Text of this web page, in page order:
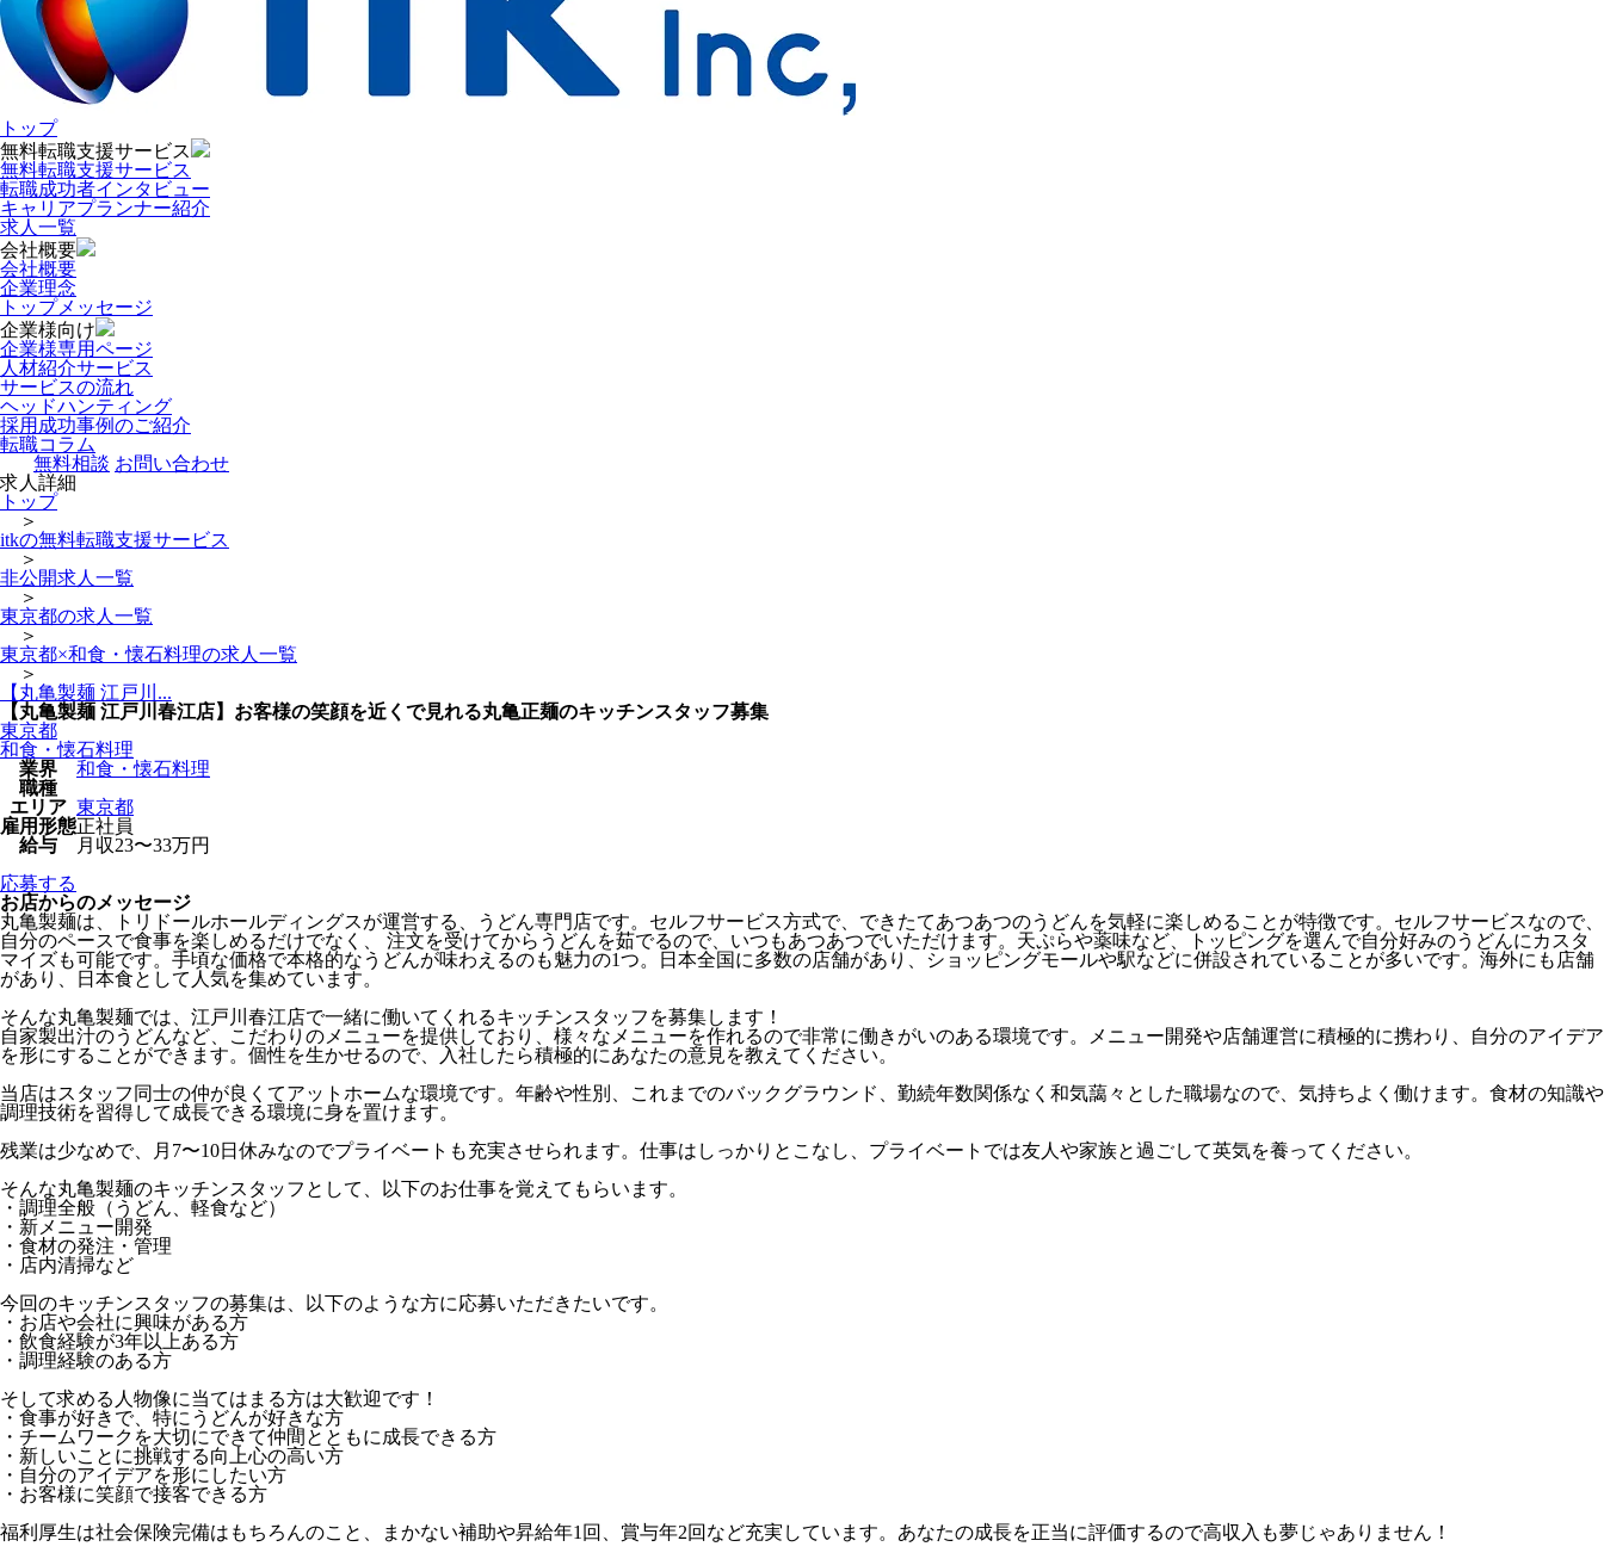
トップ
無料転職支援サービス
無料転職支援サービス
転職成功者インタビュー
キャリアプランナー紹介
求人一覧
会社概要
会社概要
企業理念
トップメッセージ
企業様向け
企業様専用ページ
人材紹介サービス
サービスの流れ
ヘッドハンティング
採用成功事例のご紹介
転職コラム
無料相談 お問い合わせ
求人詳細
トップ
＞
itkの無料転職支援サービス
＞
非公開求人一覧
＞
東京都の求人一覧
＞
東京都×和食・懐石料理の求人一覧
＞
【丸亀製麺 江戸川...
【丸亀製麺 江戸川春江店】お客様の笑顔を近くで見れる丸亀正麺のキッチンスタッフ募集
東京都
和食・懐石料理
業界
和食・懐石料理
職種
エリア 東京都
雇用形態正社員
給与
月収23〜33万円
応募する
お店からのメッセージ
丸亀製麺は、トリドールホールディングスが運営する、うどん専門店です。セルフサービス方式で、できたてあつあつのうどんを気軽に楽しめることが特徴です。セルフサービスなので、
自分のペースで食事を楽しめるだけでなく、 注文を受けてからうどんを茹でるので、いつもあつあつでいただけます。天ぷらや薬味など、トッピングを選んで自分好みのうどんにカスタ
マイズも可能です。手頃な価格で本格的なうどんが味わえるのも魅力の1つ。日本全国に多数の店舗があり、ショッピングモールや駅などに併設されていることが多いです。海外にも店舗
があり、日本食として人気を集めています。
そんな丸亀製麺では、江戸川春江店で一緒に働いてくれるキッチンスタッフを募集します！
自家製出汁のうどんなど、こだわりのメニューを提供しており、様々なメニューを作れるので非常に働きがいのある環境です。メニュー開発や店舗運営に積極的に携わり、自分のアイデア
を形にすることができます。個性を生かせるので、入社したら積極的にあなたの意見を教えてください。
当店はスタッフ同士の仲が良くてアットホームな環境です。年齢や性別、これまでのバックグラウンド、勤続年数関係なく和気藹々とした職場なので、気持ちよく働けます。食材の知識や
調理技術を習得して成長できる環境に身を置けます。
残業は少なめで、月7〜10日休みなのでプライベートも充実させられます。仕事はしっかりとこなし、プライベートでは友人や家族と過ごして英気を養ってください。
そんな丸亀製麺のキッチンスタッフとして、以下のお仕事を覚えてもらいます。
・調理全般（うどん、軽食など）
・新メニュー開発
・食材の発注・管理
・店内清掃など
今回のキッチンスタッフの募集は、以下のような方に応募いただきたいです。
・お店や会社に興味がある方
・飲食経験が3年以上ある方
・調理経験のある方
そして求める人物像に当てはまる方は大歓迎です！
・食事が好きで、特にうどんが好きな方
・チームワークを大切にできて仲間とともに成長できる方
・新しいことに挑戦する向上心の高い方
・自分のアイデアを形にしたい方
・お客様に笑顔で接客できる方
福利厚生は社会保険完備はもちろんのこと、まかない補助や昇給年1回、賞与年2回など充実しています。あなたの成長を正当に評価するので高収入も夢じゃありません！